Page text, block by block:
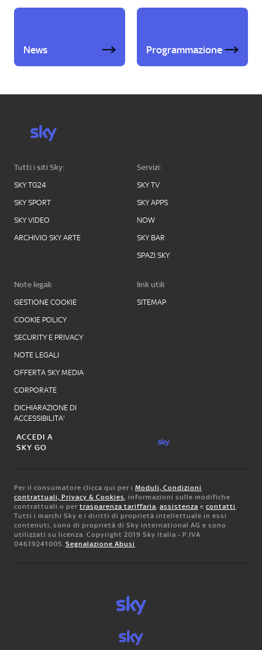
News Programmazione
Tutti i siti Sky:
SKY TG24
SKY SPORT
SKY VIDEO
ARCHIVIO SKY ARTE
Servizi:
SKY TV
SKY APPS
NOW
SKY BAR
SPAZI SKY
Note legali:
GESTIONE COOKIE
COOKIE POLICY
SECURITY E PRIVACY
NOTE LEGALI
OFFERTA SKY MEDIA
CORPORATE
DICHIARAZIONE DI
ACCESSIBILITA'
link utili
SITEMAP
ACCEDI A
SKY GO
Per il consumatore clicca qui per i Moduli, Condizioni
contrattuali, Privacy & Cookies, informazioni sulle modifiche
contrattuali o per trasparenza tariffaria, assistenza e contatti.
Tutti i marchi Sky e i diritti di proprietà intellettuale in essi
contenuti, sono di proprietà di Sky international AG e sono
utilizzati su licenza. Copyright 2019 Sky Italia - P.IVA
04619241005. Segnalazione Abusi